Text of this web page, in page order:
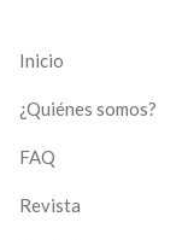
Inicio
¿Quiénes somos?
FAQ
Revista